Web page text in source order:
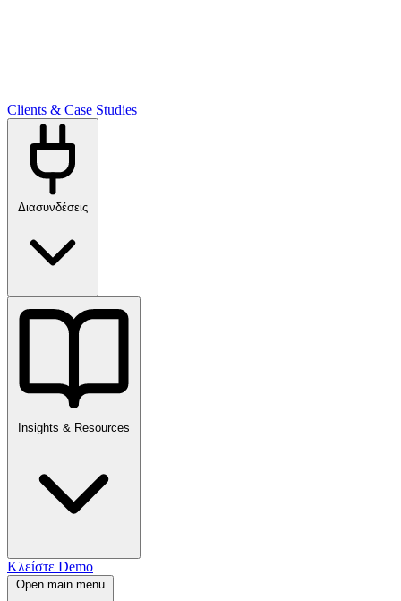
Clients & Case Studies
Διασυνδέσεις
Insights & Resources
Κλείστε Demo
Open main menu